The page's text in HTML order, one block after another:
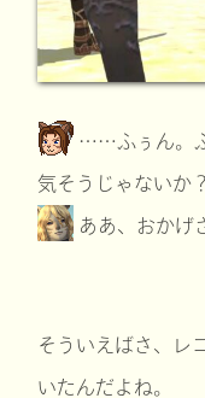
……ふぅん。
気そうじゃないか？
ああ、おかげ
そういえばさ、レ
いたんだよね。